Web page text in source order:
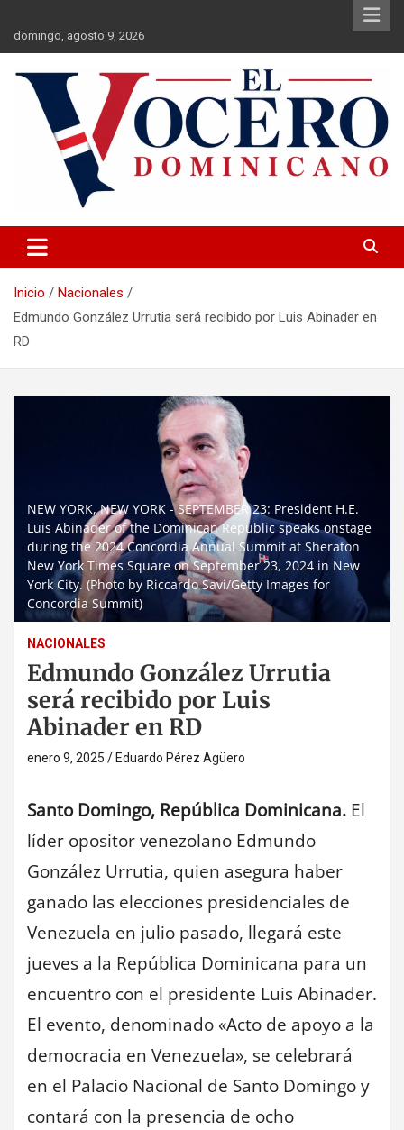
contenido
domingo, agosto 9, 2026
El Vocero Dominicano
Inicio
Nacionales
Edmundo González Urrutia será recibido por Luis Abinader en
RD
NEW YORK, NEW YORK - SEPTEMBER 23: President H.E.
Luis Abinader of the Dominican Republic speaks onstage
during the 2024 Concordia Annual Summit at Sheraton
New York Times Square on September 23, 2024 in New
York City. (Photo by Riccardo Savi/Getty Images for
Concordia Summit)
NACIONALES
Edmundo González Urrutia
será recibido por Luis
Abinader en RD
enero 9, 2025 Eduardo Pérez Agüero
Santo Domingo, República Dominicana. El
líder opositor venezolano Edmundo
González Urrutia, quien asegura haber
ganado las elecciones presidenciales de
Venezuela en julio pasado, llegará este
jueves a la República Dominicana para un
encuentro con el presidente Luis Abinader.
El evento, denominado «Acto de apoyo a la
democracia en Venezuela», se celebrará
en el Palacio Nacional de Santo Domingo y
contará con la presencia de ocho